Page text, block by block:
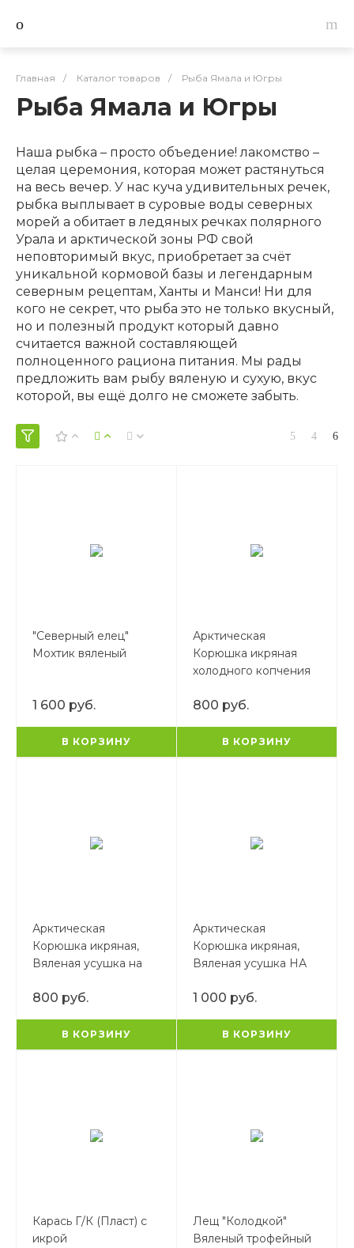
Главная / Каталог товаров / Рыба Ямала и Югры
Рыба Ямала и Югры
Наша рыбка – просто объедение! лакомство –
целая церемония, которая может растянуться
на весь вечер. У нас куча удивительных речек,
рыбка выплывает в суровые воды северных
морей а обитает в ледяных речках полярного
Урала и арктической зоны РФ свой
неповторимый вкус, приобретает за счёт
уникальной кормовой базы и легендарным
северным рецептам, Ханты и Манси! Ни для
кого не секрет, что рыба это не только вкусный,
но и полезный продукт который давно
считается важной составляющей
полноценного рациона питания. Мы рады
предложить вам рыбу вяленую и сухую, вкус
которой, вы ещё долго не сможете забыть.
"Северный елец"
Мохтик вяленый
1 600 руб.
В КОРЗИНУ
Арктическая
Корюшка икряная
холодного копчения
800 руб.
В КОРЗИНУ
Арктическая
Корюшка икряная,
Вяленая усушка на
800 руб.
В КОРЗИНУ
Арктическая
Корюшка икряная,
Вяленая усушка НА
1 000 руб.
В КОРЗИНУ
Карась Г/К (Пласт) с
икрой
Лещ "Колодкой"
Вяленый трофейный